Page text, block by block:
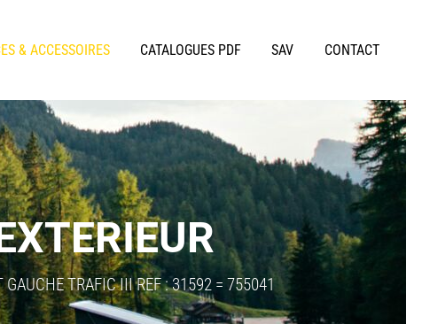
& ACCESSOIRES CATALOGUES PDF SAV CONTACT
GAUCHE TRAFIC III REF : 31592 = 755041